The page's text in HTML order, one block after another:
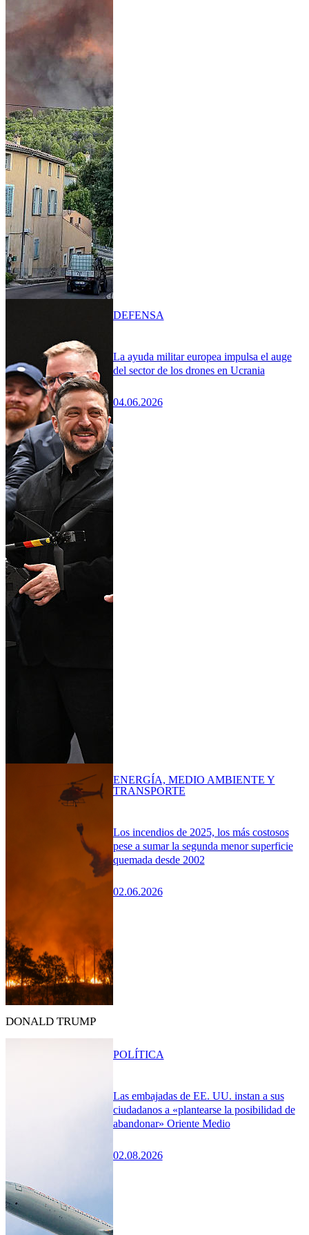
La ayuda militar europea impulsa el auge
del sector de los drones en Ucrania
04.06.2026
DEFENSA
Los incendios de 2025, los más costosos
pese a sumar la segunda menor superficie
quemada desde 2002
02.06.2026
ENERGÍA, MEDIO AMBIENTE Y
TRANSPORTE
DONALD TRUMP
Las embajadas de EE. UU. instan a sus
ciudadanos a «plantearse la posibilidad de
abandonar» Oriente Medio
02.08.2026
POLÍTICA